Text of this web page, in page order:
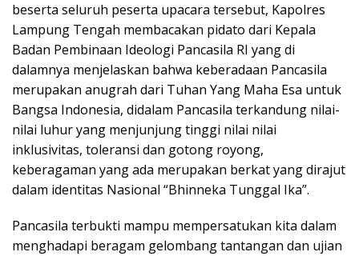
beserta seluruh peserta upacara tersebut, Kapolres
Lampung Tengah membacakan pidato dari Kepala
Badan Pembinaan Ideologi Pancasila RI yang di
dalamnya menjelaskan bahwa keberadaan Pancasila
merupakan anugrah dari Tuhan Yang Maha Esa untuk
Bangsa Indonesia, didalam Pancasila terkandung nilai-
nilai luhur yang menjunjung tinggi nilai nilai
inklusivitas, toleransi dan gotong royong,
keberagaman yang ada merupakan berkat yang dirajut
dalam identitas Nasional “Bhinneka Tunggal Ika”.
Pancasila terbukti mampu mempersatukan kita dalam
menghadapi beragam gelombang tantangan dan ujian